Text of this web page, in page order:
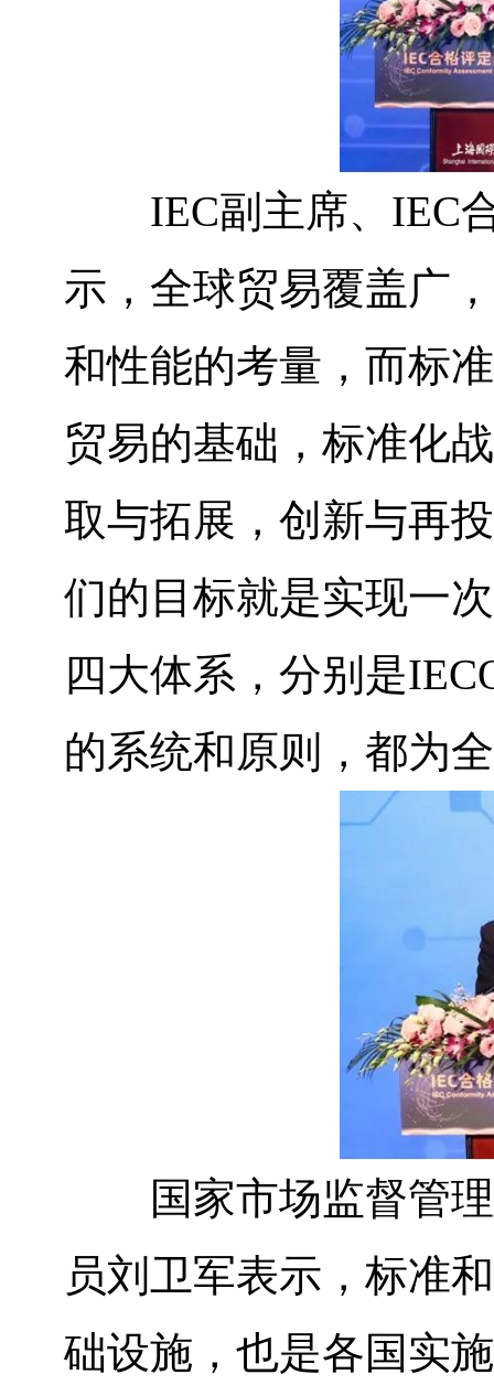
IEC副主席、IEC合
示，全球贸易覆盖广
和性能的考量，而标
贸易的基础，标准化
取与拓展，创新与再
们的目标就是实现一
四大体系，分别是
的系统和原则，都为
国家市场监督管理
员刘卫军表示，标准
础设施，也是各国实